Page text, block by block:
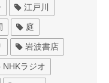
江戸川
庭
岩波書店
NHKラジオ